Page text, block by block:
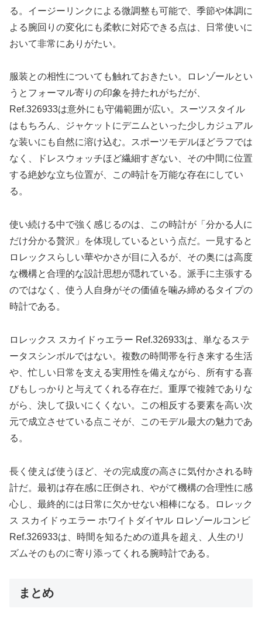
る。イージーリンクによる微調整も可能で、季節や体調に
よる腕回りの変化にも柔軟に対応できる点は、日常使いに
おいて非常にありがたい。
服装との相性についても触れておきたい。ロレゾールとい
うとフォーマル寄りの印象を持たれがちだが、
Ref.326933は意外にも守備範囲が広い。スーツスタイル
はもちろん、ジャケットにデニムといった少しカジュアル
な装いにも自然に溶け込む。スポーツモデルほどラフでは
なく、ドレスウォッチほど繊細すぎない、その中間に位置
する絶妙な立ち位置が、この時計を万能な存在にしてい
る。
使い続ける中で強く感じるのは、この時計が「分かる人に
だけ分かる贅沢」を体現しているという点だ。一見すると
ロレックスらしい華やかさが目に入るが、その奥には高度
な機構と合理的な設計思想が隠れている。派手に主張する
のではなく、使う人自身がその価値を噛み締めるタイプの
時計である。
ロレックス スカイドゥエラー Ref.326933は、単なるステ
ータスシンボルではない。複数の時間帯を行き来する生活
や、忙しい日常を支える実用性を備えながら、所有する喜
びもしっかりと与えてくれる存在だ。重厚で複雑でありな
がら、決して扱いにくくない。この相反する要素を高い次
元で成立させている点こそが、このモデル最大の魅力であ
る。
長く使えば使うほど、その完成度の高さに気付かされる時
計だ。最初は存在感に圧倒され、やがて機構の合理性に感
心し、最終的には日常に欠かせない相棒になる。ロレック
ス スカイドゥエラー ホワイトダイヤル ロレゾールコンビ
Ref.326933は、時間を知るための道具を超え、人生のリ
ズムそのものに寄り添ってくれる腕時計である。
まとめ